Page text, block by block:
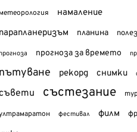
намаление
планина
прогноза за времето
рекорд снимки
състезание
фестивал филм